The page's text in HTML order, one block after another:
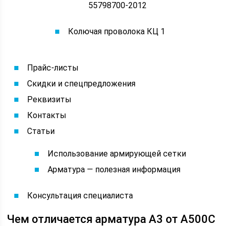
55798700-2012
Колючая проволока КЦ 1
Прайс-листы
Скидки и спецпредложения
Реквизиты
Контакты
Статьи
Использование армирующей сетки
Арматура — полезная информация
Консультация специалиста
Чем отличается арматура А3 от А500С